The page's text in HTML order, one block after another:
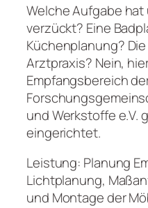
Welche Aufgabe
verzückt? Eine
Küchenplanung?
Arztpraxis? Nein,
Empfangsbereich
und Werkstoffe e.V.
eingerichtet.
Leistung: Planung
Lichtplanung,
und Montage der